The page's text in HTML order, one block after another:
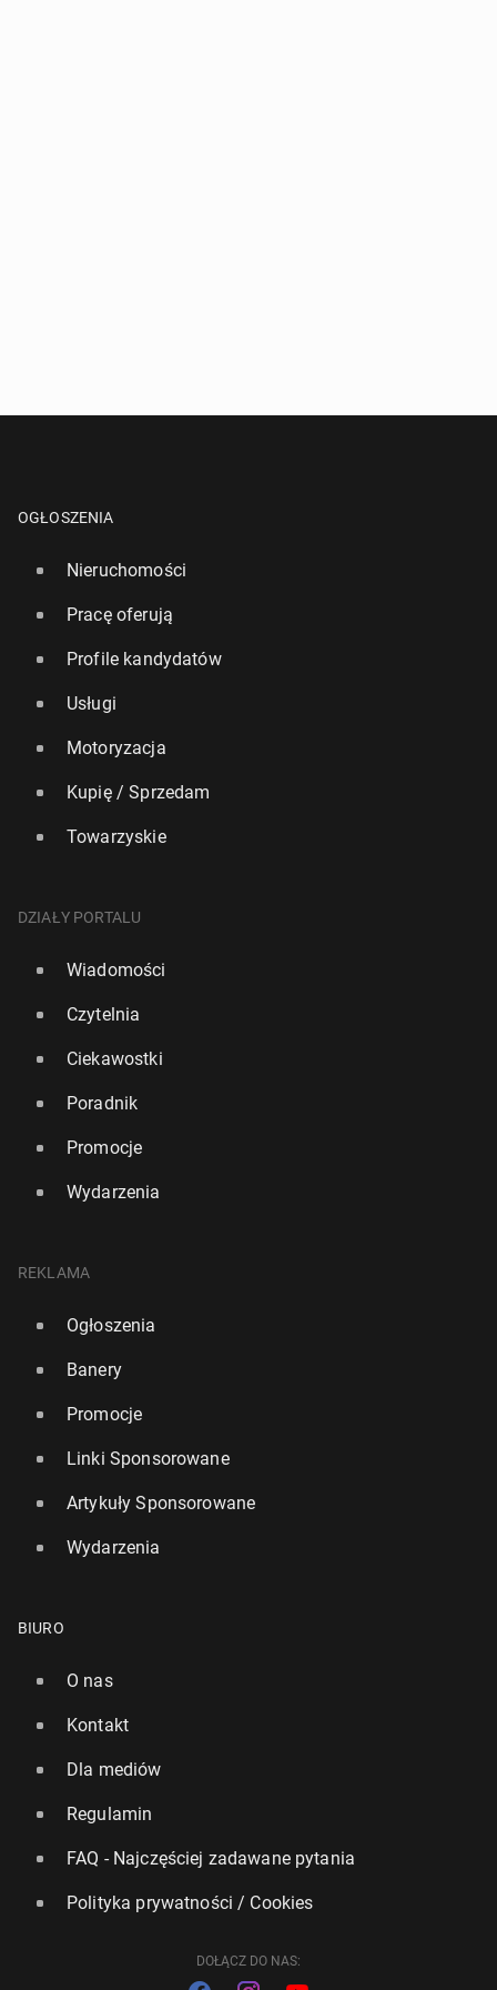
km od słyn­ne­go miejsca
Obumarł wielki dąb, który według legendy dawał
schro­nie­nie Robin Hoodowi
Niemcy zwrócą Polsce bez­cen­ne zabytki zra­bo­wa­ne
OGŁOSZENIA
Nieruchomości
Pracę oferują
Profile kandydatów
Usługi
Motoryzacja
Kupię / Sprzedam
Towarzyskie
DZIAŁY PORTALU
Wiadomości
Czytelnia
Ciekawostki
Poradnik
Promocje
Wydarzenia
REKLAMA
Ogłoszenia
Banery
Promocje
Linki Sponsorowane
Artykuły Sponsorowane
Wydarzenia
BIURO
O nas
Kontakt
Dla mediów
Regulamin
FAQ - Najczęściej zadawane pytania
Polityka prywatności / Cookies
DOŁĄCZ DO NAS: